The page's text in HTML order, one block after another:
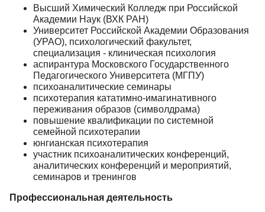
Высший Химический Колледж при Российской
Академии Наук (ВХК РАН)
Университет Российской Академии Образования
(УРАО), психологический факультет,
специализация - клиническая психология
аспирантура Московского Государственного
Педагогического Университета (МГПУ)
психоаналитические семинары
психотерапия кататимно-имагинативного
переживания образов (символдрама)
повышение квалификации по системной
семейной психотерапии
юнгианская психотерапия
участник психоаналитических конференций,
аналитических конференций и мероприятий,
семинаров и тренингов
Профессиональная деятельность